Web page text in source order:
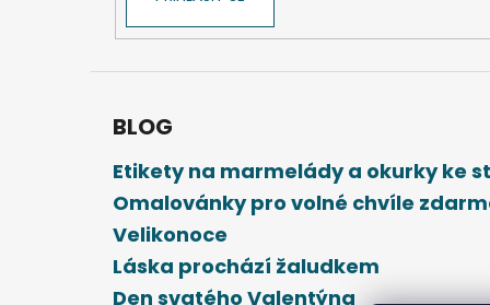
BLOG
Etikety na marmelády a okurky ke
Omalovánky pro volné chvíle
Velikonoce
Láska prochází žaludkem
Den svatého Valentýna